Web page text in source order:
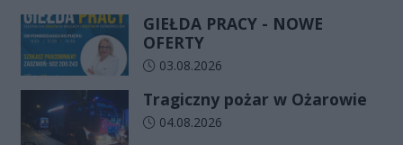
GIEŁDA PRACY - NOWE
OFERTY
Data dodania artykułu:
03.08.2026
Tragiczny pożar w Ożarowie
Data dodania artykułu:
04.08.2026